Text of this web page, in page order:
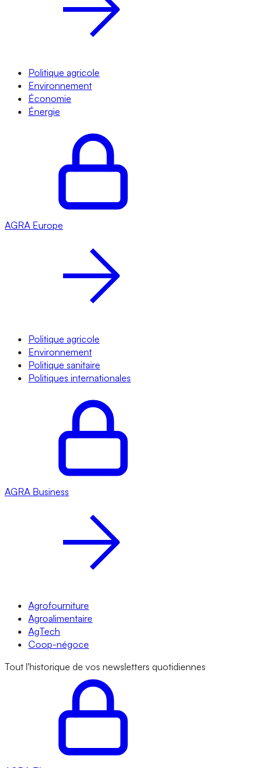
Politique agricole
Environnement
Économie
Énergie
AGRA Europe
Politique agricole
Environnement
Politique sanitaire
Politiques internationales
AGRA Business
Agrofourniture
Agroalimentaire
AgTech
Coop-négoce
Tout l'historique de vos newsletters quotidiennes